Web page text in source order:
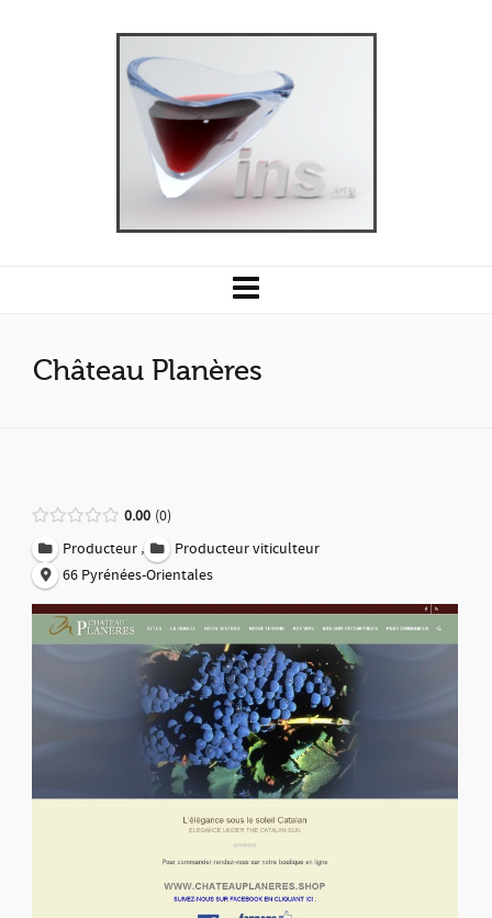
Château Planères
0.00 0
Producteur ,
Producteur viticulteur
66 Pyrénées-Orientales